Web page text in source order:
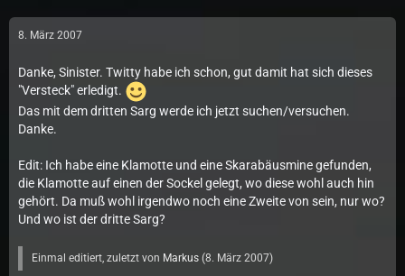
8. März 2007
Danke, Sinister. Twitty habe ich schon, gut damit hat sich dieses
"Versteck" erledigt.
Das mit dem dritten Sarg werde ich jetzt suchen/versuchen.
Danke.
Edit: Ich habe eine Klamotte und eine Skarabäusmine gefunden,
die Klamotte auf einen der Sockel gelegt, wo diese wohl auch hin
gehört. Da muß wohl irgendwo noch eine Zweite von sein, nur wo?
Und wo ist der dritte Sarg?
Einmal editiert, zuletzt von Markus (8. März 2007)